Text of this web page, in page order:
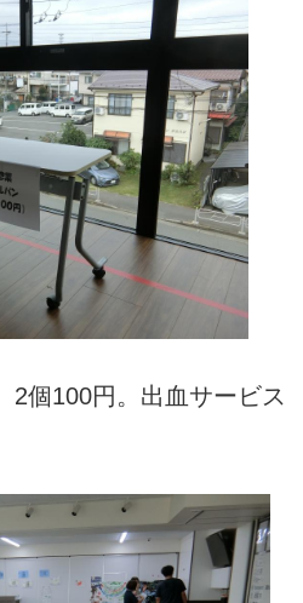
2個100円。出血サービス